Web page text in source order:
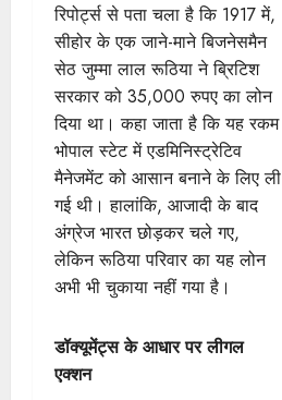
रिपोर्ट्स से पता चला है कि 1917 में,
सीहोर के एक जाने-माने बिजनेसमैन
सेठ जुम्मा लाल रूठिया ने ब्रिटिश
सरकार को 35,000 रुपए का लोन
दिया था। कहा जाता है कि यह रकम
भोपाल स्टेट में एडमिनिस्ट्रेटिव
मैनेजमेंट को आसान बनाने के लिए ली
गई थी। हालांकि, आजादी के बाद
अंग्रेज भारत छोड़कर चले गए,
लेकिन रूठिया परिवार का यह लोन
अभी भी चुकाया नहीं गया है।
डॉक्यूमेंट्स के आधार पर लीगल
एक्शन